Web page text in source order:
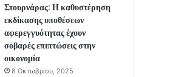
Στουρνάρας: Η καθυστέρηση
εκδίκασης υποθέσεων
αφερεγγυότητας έχουν
σοβαρές επιπτώσεις στην
οικονομία
8 Οκτωβρίου, 2025